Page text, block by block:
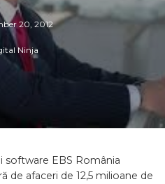
20, 2012
Ninja
software EBS România
de afaceri de 12,5 milioane de